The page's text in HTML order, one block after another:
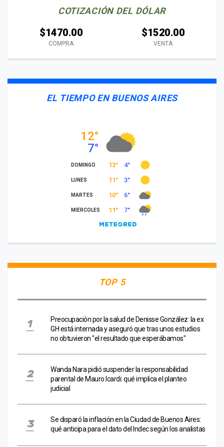
COTIZACIÓN DEL DÓLAR
$1470.00
COMPRA
$1520.00
VENTA
EL TIEMPO EN BUENOS AIRES
TOP 5
Preocupación por la salud de Denisse González: la ex
GH está internada y aseguró que tras unos estudios
no obtuvieron "el resultado que esperábamos"
Wanda Nara pidió suspender la responsabilidad
parental de Mauro Icardi: qué implica el planteo
judicial
Se disparó la inflación en la Ciudad de Buenos Aires:
qué anticipa para el dato del Indec según los analistas